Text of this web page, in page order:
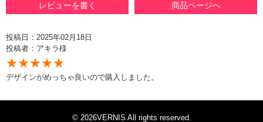
レビューを書く 商品ページへ
投稿日：2025年02月18日
投稿者：アキラ様
★★★★★
デザインがめっちゃ良いので購入しました。
© 2026VERNIS All rights reserved.